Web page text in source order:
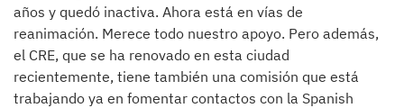
años y quedó inactiva. Ahora está en vías de
reanimación. Merece todo nuestro apoyo. Pero además,
el CRE, que se ha renovado en esta ciudad
recientemente, tiene también una comisión que está
trabajando ya en fomentar contactos con la Spanish